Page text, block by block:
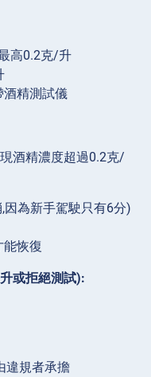
高0.2克/升
酒精測試儀
酒精濃度超過0.2克/
因為新手駕駛只有6分)
能恢復
或拒絕測試):
違規者承擔